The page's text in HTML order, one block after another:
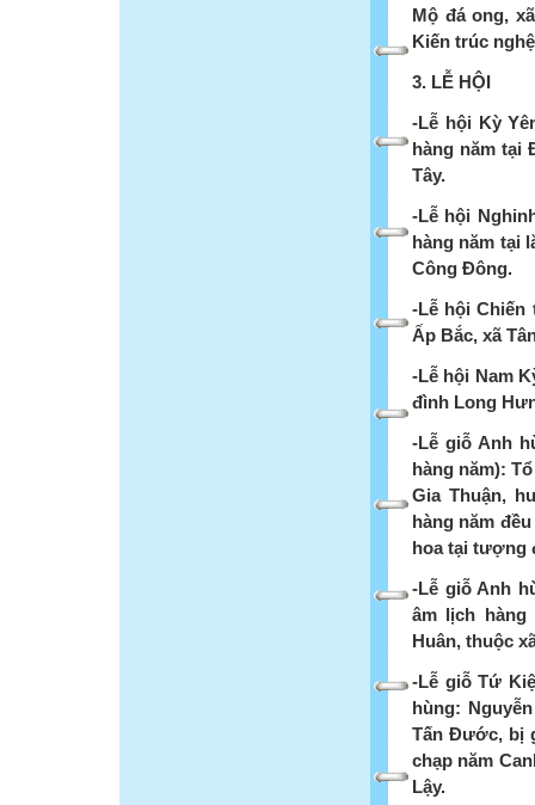
Mộ đá ong,
Kiến trúc
3. LỄ HỘI
-Lễ hội Kỳ
hàng năm tại
Tây.
-Lễ hội
hàng năm tại
Công Đông.
-Lễ hội Chiến
Ấp Bắc, xã
-Lễ hội Nam
đình Long
-Lễ giỗ Anh
hàng năm):
Gia Thuận,
hàng năm
hoa tại tượng
-Lễ giỗ Anh
âm lịch
Huân, thuộc
-Lễ giỗ Tứ
hùng:
Tấn Đước, bị
chạp năm
Lậy.